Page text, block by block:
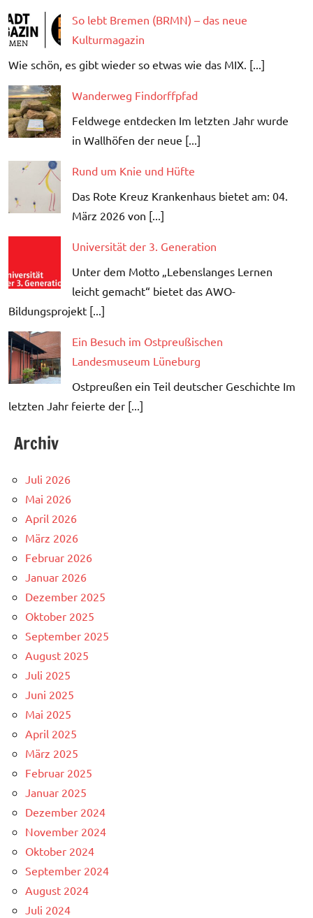
So lebt Bremen (BRMN) – das neue
Kulturmagazin
Wie schön, es gibt wieder so etwas wie das MIX. [...]
Wanderweg Findorffpfad
Feldwege entdecken Im letzten Jahr wurde
in Wallhöfen der neue [...]
Rund um Knie und Hüfte
Das Rote Kreuz Krankenhaus bietet am: 04.
März 2026 von [...]
Universität der 3. Generation
Unter dem Motto „Lebenslanges Lernen
leicht gemacht“ bietet das AWO-
Bildungsprojekt [...]
Ein Besuch im Ostpreußischen
Landesmuseum Lüneburg
Ostpreußen ein Teil deutscher Geschichte Im
letzten Jahr feierte der [...]
Archiv
Juli 2026
Mai 2026
April 2026
März 2026
Februar 2026
Januar 2026
Dezember 2025
Oktober 2025
September 2025
August 2025
Juli 2025
Juni 2025
Mai 2025
April 2025
März 2025
Februar 2025
Januar 2025
Dezember 2024
November 2024
Oktober 2024
September 2024
August 2024
Juli 2024